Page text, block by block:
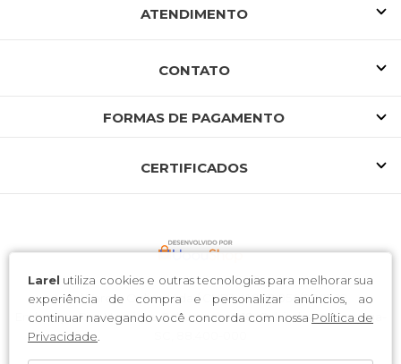
Larel utiliza cookies e outras tecnologias para melhorar sua
experiência de compra e personalizar anúncios, ao
continuar navegando você concorda com nossa Política de
Privacidade.
ATENDIMENTO
CONTATO
FORMAS DE PAGAMENTO
CERTIFICADOS
Larel Varejo Online Ltda / CNPJ: 41.968.054/0001-22
Endereço: Rua Henrique Schumacher, 18, Gabiroba, Ituporanga-